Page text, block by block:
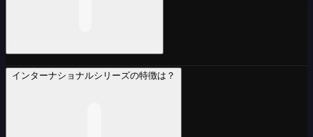
インターナショナルシリーズの特徴は？